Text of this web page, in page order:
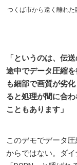
つくば市から遠く離れ
「というのは、伝
途中でデータ圧縮
も細部で画質が劣
ると処理が間に合
こともあります」
このデモでデータ
からではない。ダ